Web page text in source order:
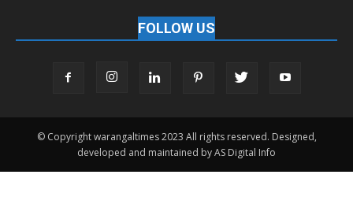
FOLLOW US
© Copyright warangaltimes 2023 All rights reserved. Designed,
developed and maintained by AS Digital Info